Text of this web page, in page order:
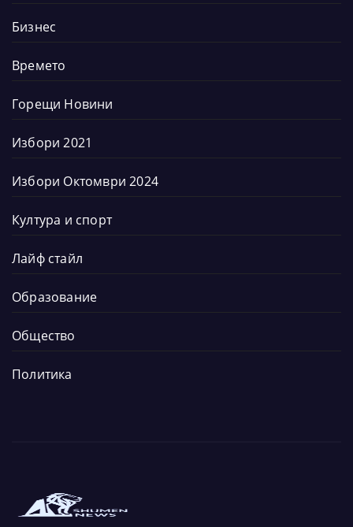
Бизнес
Времето
Горещи Новини
Избори 2021
Избори Октомври 2024
Култура и спорт
Лайф стайл
Образование
Общество
Политика